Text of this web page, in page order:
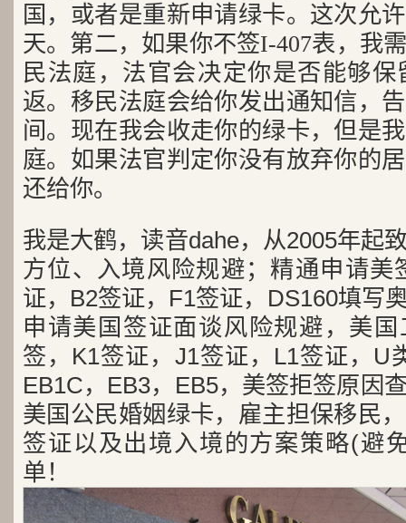
国，或者是重新申请绿卡。这次允
天。第二，如果你不签I-407表，我
民法庭，法官会决定你是否能够
返。移民法庭会给你发出通知信，
间。现在我会收走你的绿卡，但是
庭。如果法官判定你没有放弃你的
还给你。
我是大鹤，读音dahe，从2005年起
方位、入境风险规避；精通申请美
证，B2签证，F1签证，DS160填写
申请美国签证面谈风险规避，美
签，K1签证，J1签证，L1签证，U
EB1C，EB3，EB5，美签拒签原因
美国公民婚姻绿卡，雇主担保移民
签证以及出境入境的方案策略(避
单！